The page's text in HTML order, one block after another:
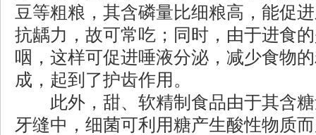
豆等粗粮，其含磷量比细粮高，能促
抗龋力，故可常吃；同时，由于进食
咽，这样可促进唾液分泌，减少食物
成，起到了护齿作用。
此外，甜、软精制食品由于其含糖
牙缝中，细菌可利用糖产生酸性物质